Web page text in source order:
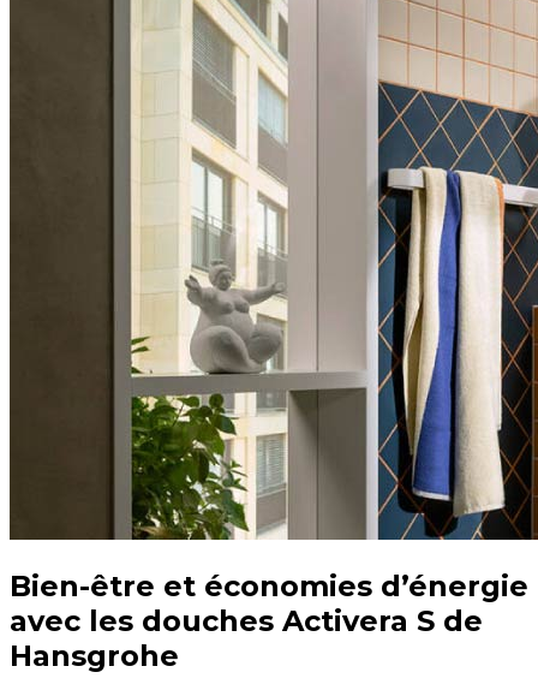
Bien-être et économies d’énergie
avec les douches Activera S de
Hansgrohe